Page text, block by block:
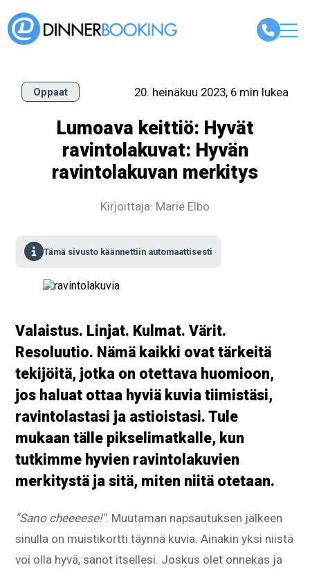
Oppaat 20. heinäkuu 2023, 6 min lukea
Lumoava keittiö: Hyvät
ravintolakuvat: Hyvän
ravintolakuvan merkitys
Kirjoittaja: Marie Elbo
Tämä sivusto käännettiin automaattisesti
Valaistus. Linjat. Kulmat. Värit.
Resoluutio. Nämä kaikki ovat tärkeitä
tekijöitä, jotka on otettava huomioon,
jos haluat ottaa hyviä kuvia tiimistäsi,
ravintolastasi ja astioistasi. Tule
mukaan tälle pikselimatkalle, kun
tutkimme hyvien ravintolakuvien
merkitystä ja sitä, miten niitä otetaan.
"Sano cheeeese!". Muutaman napsautuksen jälkeen
sinulla on muistikortti täynnä kuvia. Ainakin yksi niistä
voi olla hyvä, sanot itsellesi. Joskus olet onnekas ja